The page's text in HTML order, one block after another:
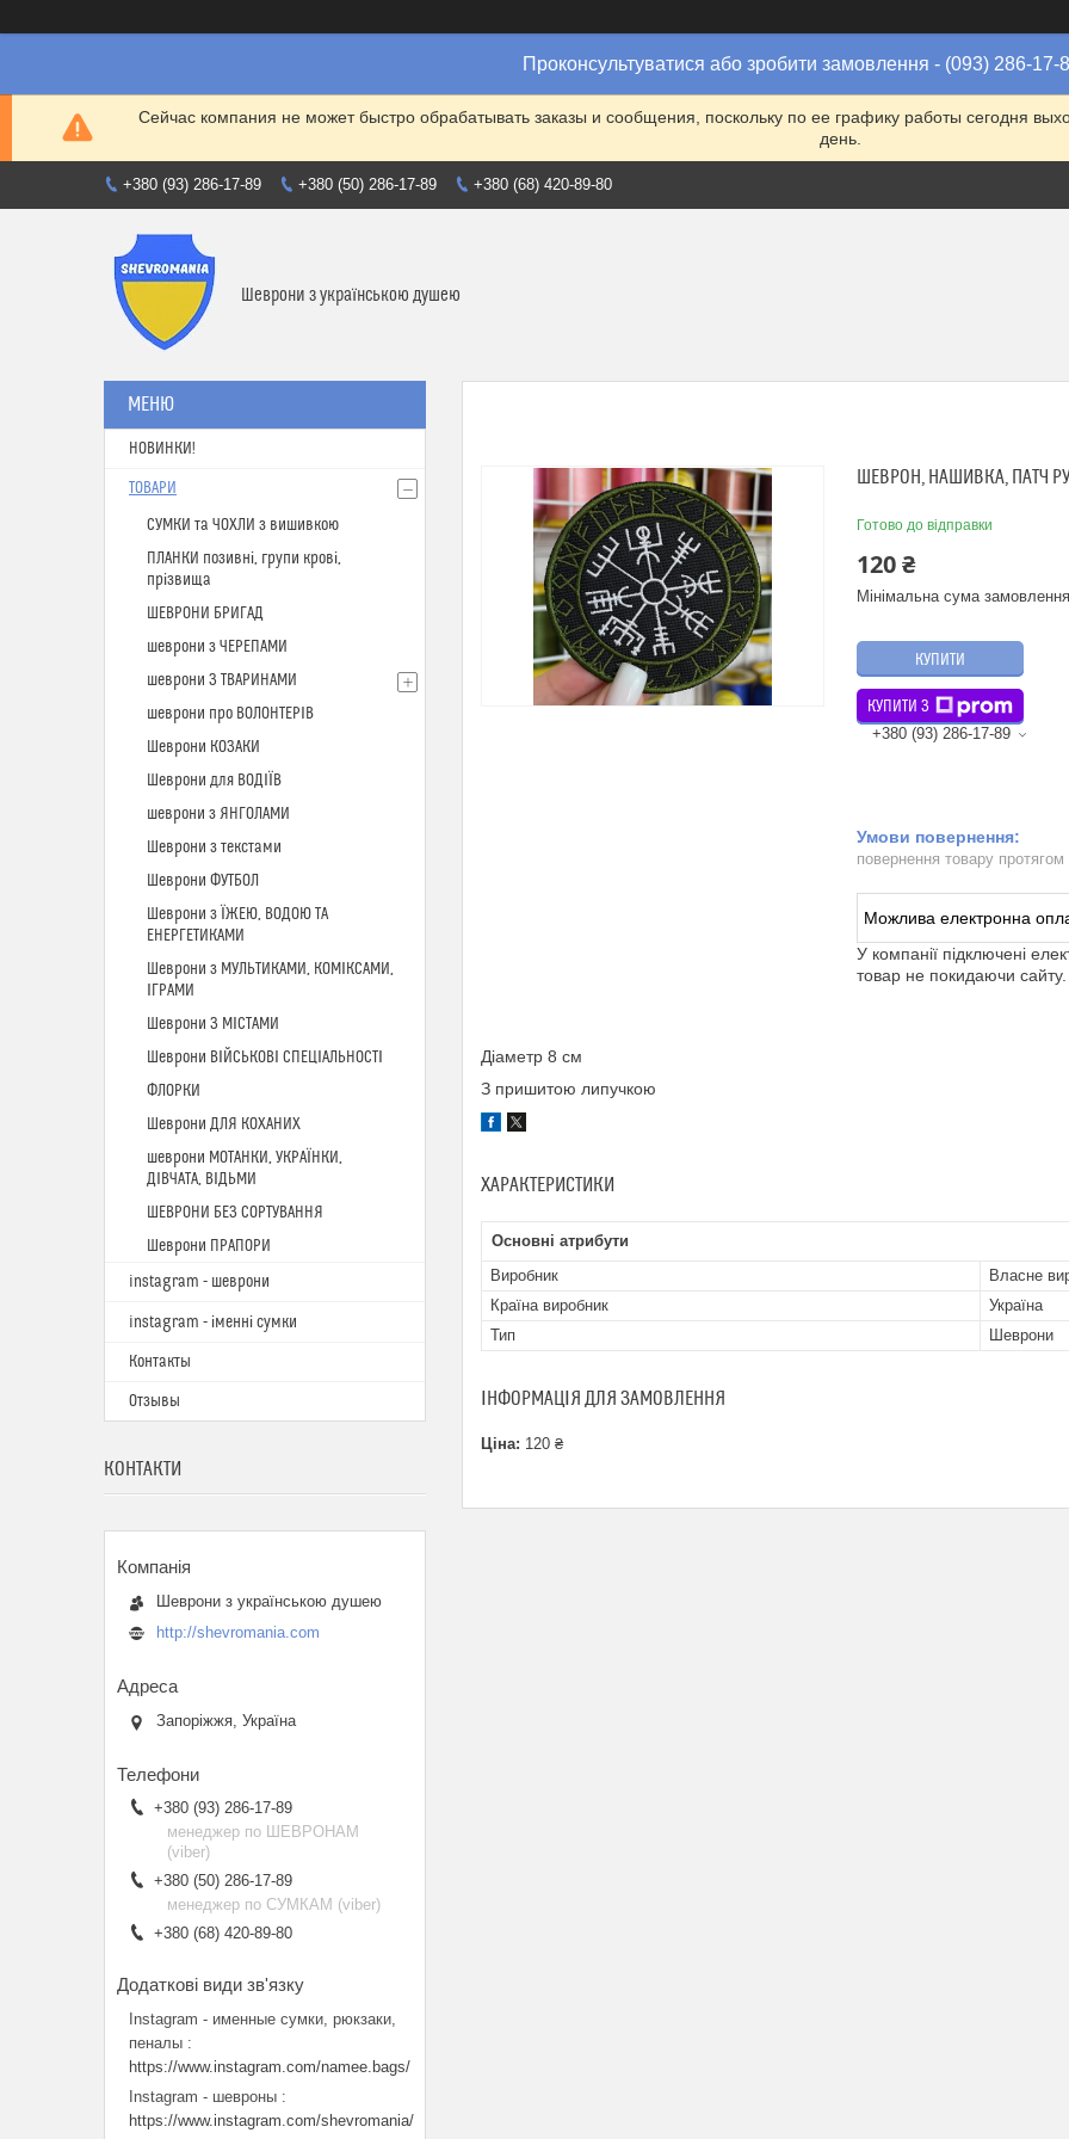
Проконсультуватися або зробити замовлення - (093) 286-17-
Сейчас компания не может быстро обрабатывать заказы и сообщения, поскольку по ее графику работы сегодня
день.
+380 (93) 286-17-89 +380 (50) 286-17-89 +380 (68) 420-89-80
Шеврони з українською душею
ШЕВРОН, НАШИВКА, ПАТЧ
Готово до відправки
120 ₴
Мінімальна сума
КУПИТИ
КУПИТИ З
+380 (93) 286-17-89
повернення товару протягом
У компанії підключені
товар не покидаючи сайту.
Діаметр 8 см
З пришитою липучкою
ХАРАКТЕРИСТИКИ
Основні атрибути
Виробник
Власне
Країна виробник
Україна
Тип
Шеврони
ІНФОРМАЦІЯ ДЛЯ ЗАМОВЛЕННЯ
Ціна: 120 ₴
НОВИНКИ!
ТОВАРИ
СУМКИ та ЧОХЛИ з вишивкою
ПЛАНКИ позивні, групи крові,
прізвища
ШЕВРОНИ БРИГАД
шеврони з ЧЕРЕПАМИ
шеврони З ТВАРИНАМИ
шеврони про ВОЛОНТЕРІВ
Шеврони КОЗАКИ
Шеврони для ВОДІЇВ
шеврони з ЯНГОЛАМИ
Шеврони з текстами
Шеврони ФУТБОЛ
Шеврони з ЇЖЕЮ, ВОДОЮ ТА
ЕНЕРГЕТИКАМИ
Шеврони з МУЛЬТИКАМИ, КОМІКСАМИ,
ІГРАМИ
Шеврони З МІСТАМИ
Шеврони ВІЙСЬКОВІ СПЕЦІАЛЬНОСТІ
ФЛОРКИ
Шеврони ДЛЯ КОХАНИХ
шеврони МОТАНКИ, УКРАЇНКИ,
ДІВЧАТА, ВІДЬМИ
ШЕВРОНИ БЕЗ СОРТУВАННЯ
Шеврони ПРАПОРИ
instagram - шеврони
instagram - іменні сумки
Контакты
Отзывы
КОНТАКТИ
Шеврони з українською душею
http://shevromania.com
Запоріжжя, Україна
+380 (93) 286-17-89
менеджер по ШЕВРОНАМ
(viber)
+380 (50) 286-17-89
менеджер по СУМКАМ (viber)
+380 (68) 420-89-80
Instagram - именные сумки, рюкзаки,
пеналы
https://www.instagram.com/namee.bags/
Instagram - шевроны
https://www.instagram.com/shevromania/